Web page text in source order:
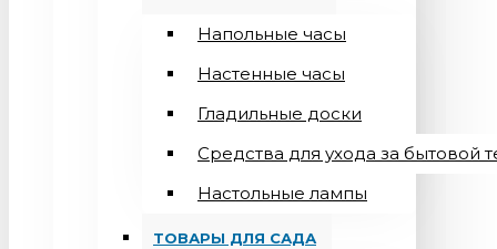
Напольные часы
Настенные часы
Гладильные доски
Средства для ухода за бытовой
Настольные лампы
ТОВАРЫ ДЛЯ САДА